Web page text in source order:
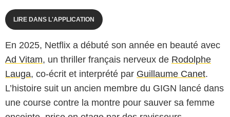
LIRE DANS L'APPLICATION
En 2025, Netflix a débuté son année en beauté avec
Ad Vitam, un thriller français nerveux de Rodolphe
Lauga, co-écrit et interprété par Guillaume Canet.
L’histoire suit un ancien membre du GIGN lancé dans
une course contre la montre pour sauver sa femme